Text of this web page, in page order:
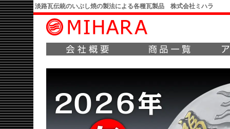
淡路瓦伝統のいぶし焼の製法による各種瓦製品 株式会社ミハラ